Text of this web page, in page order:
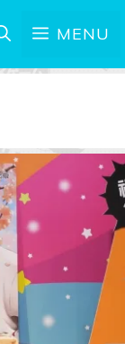
MENU